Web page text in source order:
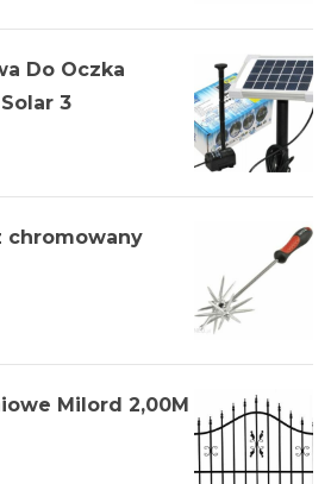
Do Oczka
3
chromowany
Milord 2,00M